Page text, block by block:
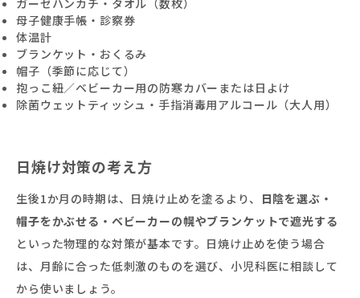
ガーゼハンカチ・タオル（数枚）
母子健康手帳・診察券
体温計
ブランケット・おくるみ
帽子（季節に応じて）
抱っこ紐／ベビーカー用の防寒カバーまたは日よけ
除菌ウェットティッシュ・手指消毒用アルコール（大人用）
日焼け対策の考え方
生後1か月の時期は、日焼け止めを塗るより、 日陰を選ぶ・
帽子をかぶせる・ベビーカーの幌やブランケットで遮光する
といった物理的な対策が基本です。日焼け止めを使う場合
は、月齢に合った低刺激のものを選び、小児科医に相談して
から使いましょう。